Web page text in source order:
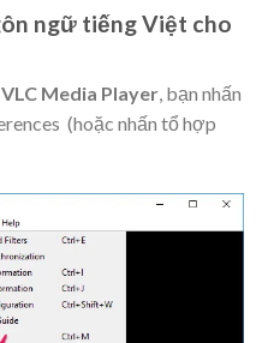
ngữ tiếng Việt cho
Media Player, bạn nhấn
(hoặc nhấn tổ hợp